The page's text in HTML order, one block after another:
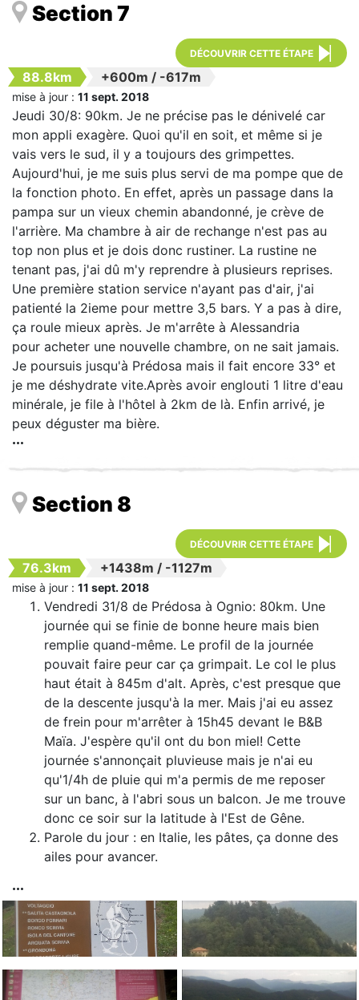
Section 7
DÉCOUVRIR CETTE ÉTAPE
88.8km +600m / -617m
mise à jour : 11 sept. 2018
Jeudi 30/8: 90km. Je ne précise pas le dénivelé car
mon appli exagère. Quoi qu'il en soit, et même si je
vais vers le sud, il y a toujours des grimpettes.
Aujourd'hui, je me suis plus servi de ma pompe que de
la fonction photo. En effet, après un passage dans la
pampa sur un vieux chemin abandonné, je crève de
l'arrière. Ma chambre à air de rechange n'est pas au
top non plus et je dois donc rustiner. La rustine ne
tenant pas, j'ai dû m'y reprendre à plusieurs reprises.
Une première station service n'ayant pas d'air, j'ai
patienté la 2ieme pour mettre 3,5 bars. Y a pas à dire,
ça roule mieux après. Je m'arrête à Alessandria
pour acheter une nouvelle chambre, on ne sait jamais.
Je poursuis jusqu'à Prédosa mais il fait encore 33° et
je me déshydrate vite.Après avoir englouti 1 litre d'eau
minérale, je file à l'hôtel à 2km de là. Enfin arrivé, je
peux déguster ma bière.
Section 8
DÉCOUVRIR CETTE ÉTAPE
76.3km +1438m / -1127m
mise à jour : 11 sept. 2018
Vendredi 31/8 de Prédosa à Ognio: 80km. Une
journée qui se finie de bonne heure mais bien
remplie quand-même. Le profil de la journée
pouvait faire peur car ça grimpait. Le col le plus
haut était à 845m d'alt. Après, c'est presque que
de la descente jusqu'à la mer. Mais j'ai eu assez
de frein pour m'arrêter à 15h45 devant le B&B
Maïa. J'espère qu'il ont du bon miel! Cette
journée s'annonçait pluvieuse mais je n'ai eu
qu'1/4h de pluie qui m'a permis de me reposer
sur un banc, à l'abri sous un balcon. Je me trouve
donc ce soir sur la latitude à l'Est de Gêne.
Parole du jour : en Italie, les pâtes, ça donne des
ailes pour avancer.